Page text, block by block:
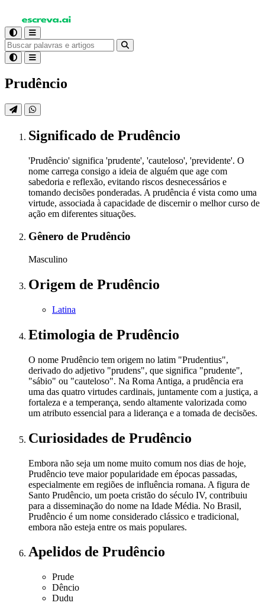
Prudêncio
Significado de Prudêncio
'Prudêncio' significa 'prudente', 'cauteloso', 'previdente'. O
nome carrega consigo a ideia de alguém que age com
sabedoria e reflexão, evitando riscos desnecessários e
tomando decisões ponderadas. A prudência é vista como uma
virtude, associada à capacidade de discernir o melhor curso de
ação em diferentes situações.
Gênero de Prudêncio
Masculino
Origem de Prudêncio
Latina
Etimologia de Prudêncio
O nome Prudêncio tem origem no latim "Prudentius",
derivado do adjetivo "prudens", que significa "prudente",
"sábio" ou "cauteloso". Na Roma Antiga, a prudência era
uma das quatro virtudes cardinais, juntamente com a justiça, a
fortaleza e a temperança, sendo altamente valorizada como
um atributo essencial para a liderança e a tomada de decisões.
Curiosidades de Prudêncio
Embora não seja um nome muito comum nos dias de hoje,
Prudêncio teve maior popularidade em épocas passadas,
especialmente em regiões de influência romana. A figura de
Santo Prudêncio, um poeta cristão do século IV, contribuiu
para a disseminação do nome na Idade Média. No Brasil,
Prudêncio é um nome considerado clássico e tradicional,
embora não esteja entre os mais populares.
Apelidos de Prudêncio
Prude
Dêncio
Dudu